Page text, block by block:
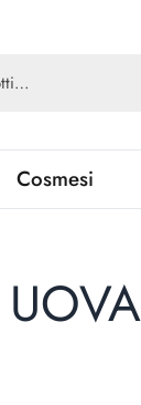
Cosmesi
UOVA